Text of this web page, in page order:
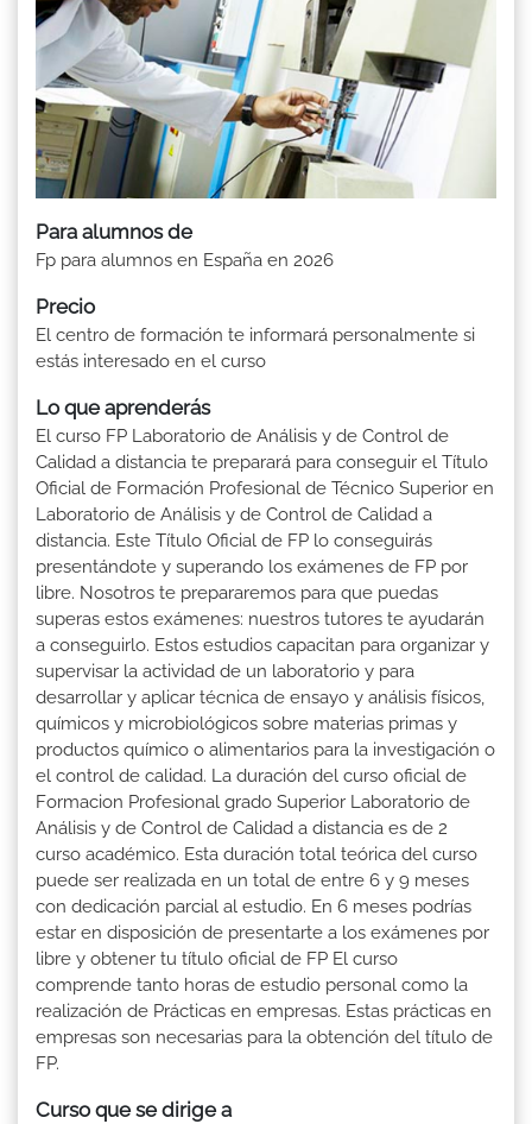
Para alumnos de
Fp para alumnos en España en 2026
Precio
El centro de formación te informará personalmente si
estás interesado en el curso
Lo que aprenderás
El curso FP Laboratorio de Análisis y de Control de
Calidad a distancia te preparará para conseguir el Título
Oficial de Formación Profesional de Técnico Superior en
Laboratorio de Análisis y de Control de Calidad a
distancia. Este Título Oficial de FP lo conseguirás
presentándote y superando los exámenes de FP por
libre. Nosotros te prepararemos para que puedas
superas estos exámenes: nuestros tutores te ayudarán
a conseguirlo. Estos estudios capacitan para organizar y
supervisar la actividad de un laboratorio y para
desarrollar y aplicar técnica de ensayo y análisis físicos,
químicos y microbiológicos sobre materias primas y
productos químico o alimentarios para la investigación o
el control de calidad. La duración del curso oficial de
Formacion Profesional grado Superior Laboratorio de
Análisis y de Control de Calidad a distancia es de 2
curso académico. Esta duración total teórica del curso
puede ser realizada en un total de entre 6 y 9 meses
con dedicación parcial al estudio. En 6 meses podrías
estar en disposición de presentarte a los exámenes por
libre y obtener tu título oficial de FP El curso
comprende tanto horas de estudio personal como la
realización de Prácticas en empresas. Estas prácticas en
empresas son necesarias para la obtención del título de
FP.
Curso que se dirige a